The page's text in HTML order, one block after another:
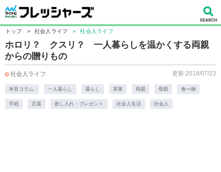
トップ > 社会人ライフ > 社会人ライフ
ホロリ？ クスリ？ 一人暮らしを温かくする両親
からの贈りもの
社会人ライフ 更新:2018/07/23
本音コラム. 一人暮らし 暮らし 実家 両親 母親 食べ物
手紙 言葉 差し入れ・プレゼント 社会人生活 社会人